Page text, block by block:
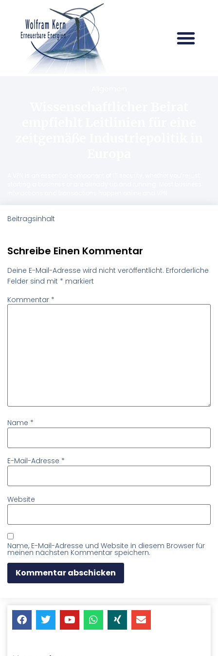
Beitragsinhalt
Schreibe Einen Kommentar
Deine E-Mail-Adresse wird nicht veröffentlicht. Erforderliche
Felder sind mit * markiert
Kommentar *
Name *
E-Mail-Adresse *
Website
Name, E-Mail-Adresse und Website in diesem Browser für
meinen nächsten Kommentar speichern.